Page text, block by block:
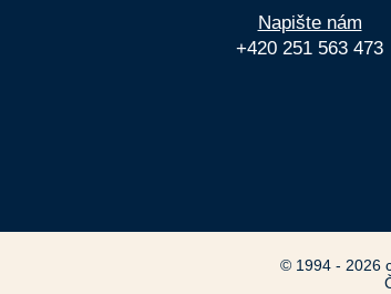
Napište nám
+420 251 563 473
© 1994 - 2026